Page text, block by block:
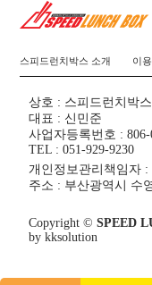
스피드런치박스 소개 이
상호 : 스피드런치박스
대표 : 신민준
사업자등록번호 : 806-
TEL : 051-929-9230
개인정보관리책임자 :
주소 : 부산광역시 수
Copyright ©SPEED
bykksolution